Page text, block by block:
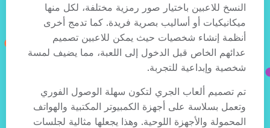
النسخ للاعبين باختيار صور رمزية مختلفة، لكل منها
ميكانيكيات أو أساليب بصرية فريدة. كما تدمج أخرى
أنظمة إنشاء شخصيات حيث يمكن للاعبين تصميم
عدائهم الخاص قبل الدخول إلى اللعبة، مما يضيف لمسة
شخصية وإبداعية للتجربة.
تم تصميم ألعاب الجري لتكون سهلة الوصول الفوري
وتعمل بسلاسة على أجهزة الكمبيوتر المكتبية والهواتف
المحمولة والأجهزة اللوحية. وهذا يجعلها مثالية لجلسات